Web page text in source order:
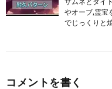
サムネとタイ
やオーブ,霊宝
でじっくりと
コメントを書く